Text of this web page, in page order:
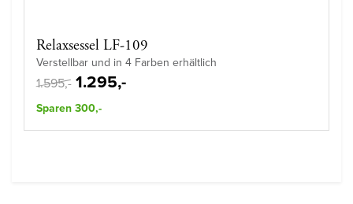
Relaxsessel LF-109
Verstellbar und in 4 Farben erhältlich
1.595,- 1.295,-
Sparen 300,-